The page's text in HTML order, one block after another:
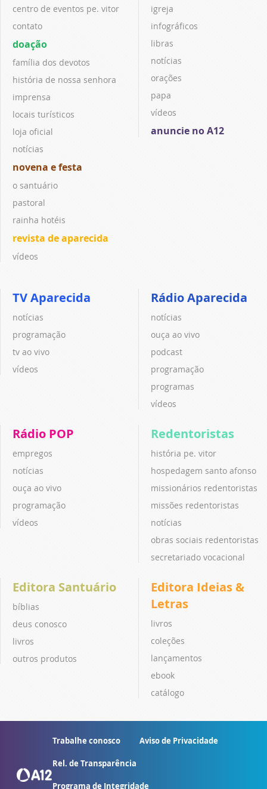
centro de eventos pe. vitor
contato
doação
família dos devotos
história de nossa senhora
imprensa
locais turísticos
loja oficial
notícias
novena e festa
o santuário
pastoral
rainha hotéis
revista de aparecida
vídeos
igreja
infográficos
libras
notícias
orações
papa
vídeos
anuncie no A12
TV Aparecida
notícias
programação
tv ao vivo
vídeos
Rádio Aparecida
notícias
ouça ao vivo
podcast
programação
programas
vídeos
Rádio POP
empregos
notícias
ouça ao vivo
programação
vídeos
Redentoristas
história pe. vitor
hospedagem santo afonso
missionários redentoristas
missões redentoristas
notícias
obras sociais redentoristas
secretariado vocacional
Editora Santuário
bíblias
deus conosco
livros
outros produtos
Editora Ideias &
Letras
livros
coleções
lançamentos
ebook
catálogo
Trabalhe conosco Aviso de Privacidade
Rel. de Transparência
Programa de Integridade